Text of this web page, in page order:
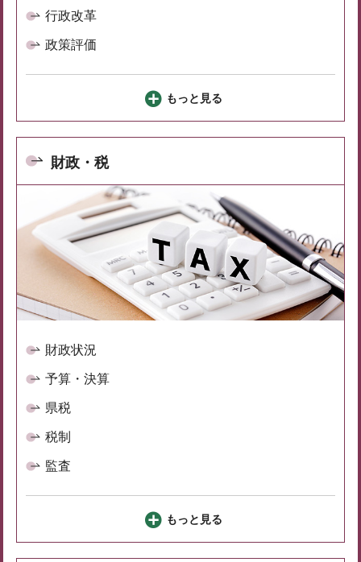
行政改革
政策評価
もっと見る
財政・税
財政状況
予算・決算
県税
税制
監査
もっと見る